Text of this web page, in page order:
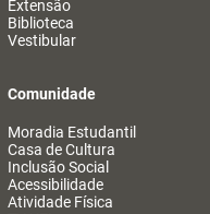
Extensão
Biblioteca
Vestibular
Comunidade
Moradia Estudantil
Casa de Cultura
Inclusão Social
Acessibilidade
Atividade Física